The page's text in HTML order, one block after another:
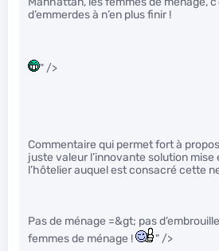
d’emmerdes à n’en plus finir !
" />
Commentaire qui permet fort à
juste valeur l’innovante solution
l’hôtelier auquel est consacré cette
Pas de ménage =&gt; pas
femmes de ménage !
" />